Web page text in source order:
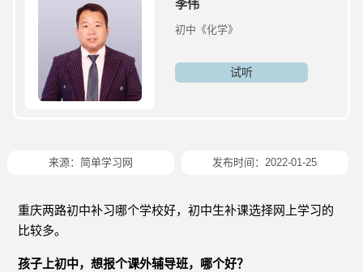
李伟
初中《化学》
试听
来源：简单学习网 发布时间：2022-01-25
重庆两路初中补习哪个学校好，初中生补课选择网上学习的
比较多。
孩子上初中，想报个课外辅导班，哪个好？